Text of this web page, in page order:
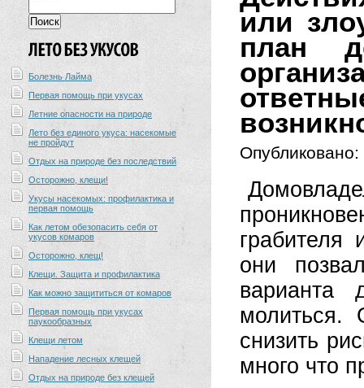
Болезнь Лайма
Первая помощь при укусах
Летние опасности на природе
Лето без единого укуса: насекомые
не пройдут
Отдых на природе без последствий
Осторожно, клещи!
Укусы насекомых: профилактика и
первая помощь
Как летом обезопасить себя от
укусов комаров
Осторожно, клещ!
Клещи. Защита и профилактика
Как можно защититься от комаров
Первая помощь при укусах
паукообразных
Клещи летом
Нападение лесных клещей
Отдых на природе без клещей
или
план
Опубликовано:
грабителя
они
варианта
молиться.
снизить
много что